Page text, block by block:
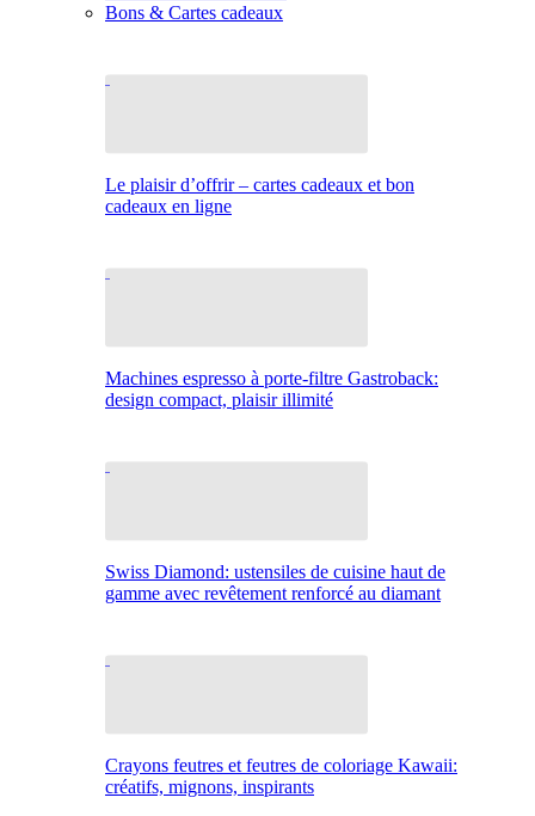
Bons & Cartes cadeaux
Le plaisir d’offrir – cartes cadeaux et bon
cadeaux en ligne
Machines espresso à porte-filtre Gastroback:
design compact, plaisir illimité
Swiss Diamond: ustensiles de cuisine haut de
gamme avec revêtement renforcé au diamant
Crayons feutres et feutres de coloriage Kawaii:
créatifs, mignons, inspirants